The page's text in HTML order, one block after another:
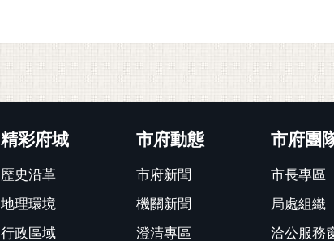
精彩府城
歷史沿革
地理環境
行政區域
市府動態
市府新聞
機關新聞
澄清專區
市府團
市長專區
局處組織
洽公服務